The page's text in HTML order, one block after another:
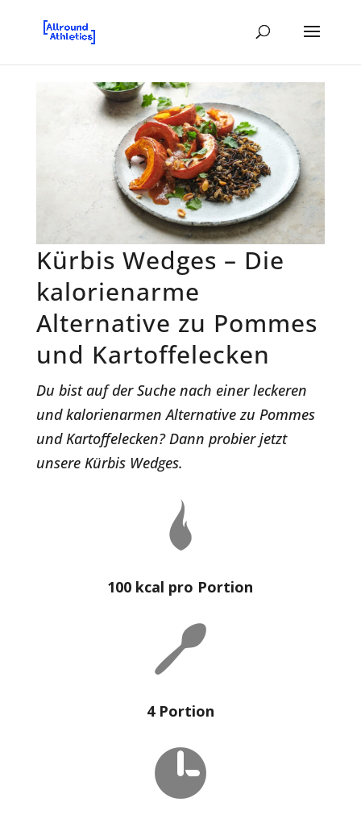
Kürbis Wedges – Die
kalorienarme
Alternative zu Pommes
und Kartoffelecken
Du bist auf der Suche nach einer leckeren
und kalorienarmen Alternative zu Pommes
und Kartoffelecken? Dann probier jetzt
unsere Kürbis Wedges.
100 kcal pro Portion
4 Portion